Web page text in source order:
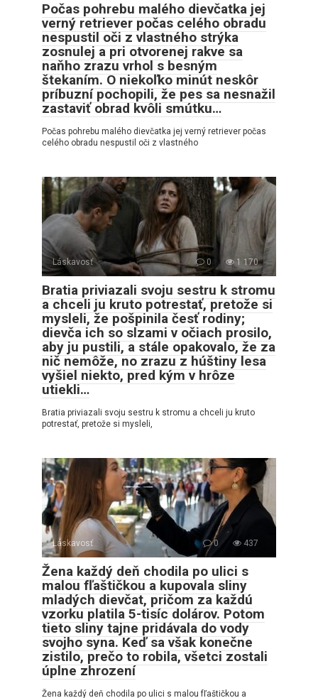
Počas pohrebu malého dievčatka jej
verný retriever počas celého obradu
nespustil oči z vlastného strýka
zosnulej a pri otvorenej rakve sa
naňho zrazu vrhol s besným
štekaním. O niekoľko minút neskôr
príbuzní pochopili, že pes sa nesnažil
zastaviť obrad kvôli smútku…
Počas pohrebu malého dievčatka jej verný retriever počas
celého obradu nespustil oči z vlastného
Láskavosť 0 1 170
Bratia priviazali svoju sestru k stromu
a chceli ju kruto potrestať, pretože si
mysleli, že pošpinila česť rodiny;
dievča ich so slzami v očiach prosilo,
aby ju pustili, a stále opakovalo, že za
nič nemôže, no zrazu z húštiny lesa
vyšiel niekto, pred kým v hrôze
utiekli…
Bratia priviazali svoju sestru k stromu a chceli ju kruto
potrestať, pretože si mysleli,
Láskavosť 0 437
Žena každý deň chodila po ulici s
malou fľaštičkou a kupovala sliny
mladých dievčat, pričom za každú
vzorku platila 5-tisíc dolárov. Potom
tieto sliny tajne pridávala do vody
svojho syna. Keď sa však konečne
zistilo, prečo to robila, všetci zostali
úplne zhrození
Žena každý deň chodila po ulici s malou fľaštičkou a